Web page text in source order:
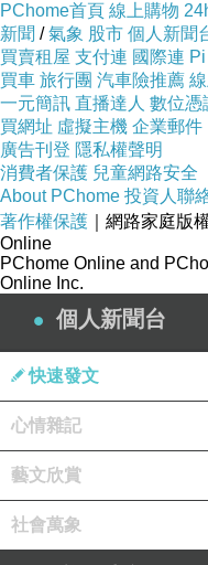
PChome首頁 線上購物
新聞 /氣象 股市 個人新聞
買賣租屋 支付連 國際連
買車 旅行團 汽車險推薦
一元簡訊 直播達人 數位憑
買網址 虛擬主機 企業郵件
廣告刊登 隱私權聲明
消費者保護 兒童網路安全
About PChome 投資人聯
著作權保護 ｜網路家庭版
Online
PChome Online and
Online Inc.
個人新聞台
快速發文
心情雜記
藝文欣賞
社會萬象